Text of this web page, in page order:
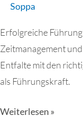
Soppa
Erfolgreiche
Zeitmanagement
Entfalte mit den
als Führungskraft.
Weiterlesen »